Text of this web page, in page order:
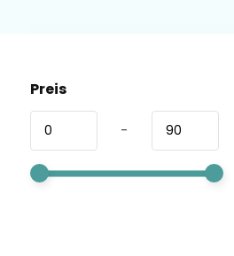
Preis
-